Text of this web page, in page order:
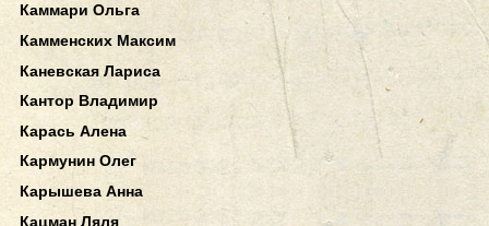
Каммари Ольга
Камменских Максим
Каневская Лариса
Кантор Владимир
Карась Алена
Кармунин Олег
Карышева Анна
Кацман Ляля